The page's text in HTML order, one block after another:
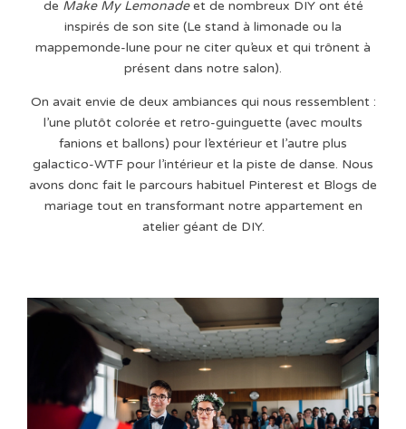
de Make My Lemonadeet de nombreux DIY ont été
inspirés de son site (Le stand à limonade ou la
mappemonde-lune pour ne citer qu’eux et qui trônent à
présent dans notre salon).
On avait envie de deux ambiances qui nous ressemblent :
l’une plutôt colorée et retro-guinguette (avec moults
fanions et ballons) pour l’extérieur et l’autre plus
galactico-WTF pour l’intérieur et la piste de danse. Nous
avons donc fait le parcours habituel Pinterest et Blogs de
mariage tout en transformant notre appartement en
atelier géant de DIY.